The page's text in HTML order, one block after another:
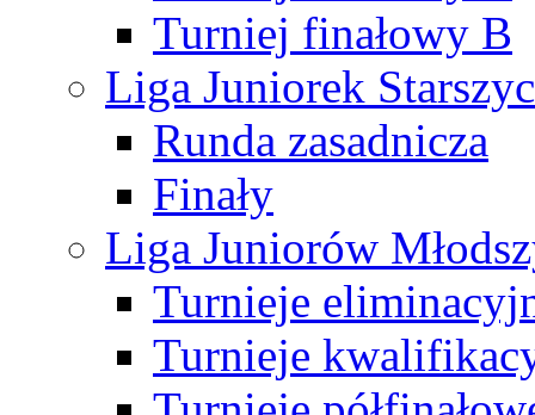
Turniej finałowy B
Liga Juniorek
Runda zasadnicza
Finały
Liga Juniorów
Turnieje
Turnieje